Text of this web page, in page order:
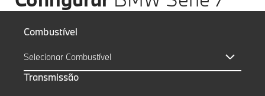
Combustível
Selecionar Combustível
Transmissão